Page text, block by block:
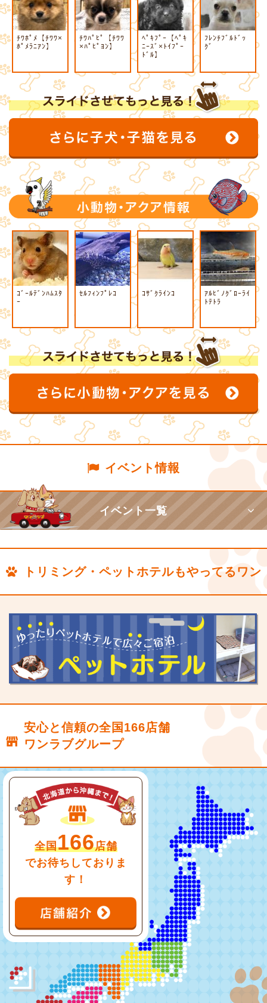
ﾁﾜﾎﾟﾒ【ﾁﾜﾜ×
ﾎﾟﾒﾗﾆｱﾝ】
ﾁﾜﾊﾟﾋﾟ【ﾁﾜﾜ
×ﾊﾟﾋﾟﾖﾝ】
ﾍﾟｷﾌﾟｰ【ﾍﾟｷ
ﾆｰｽﾞ×ﾄｲﾌﾟｰ
ﾄﾞﾙ】
ﾌﾚﾝﾁﾌﾞﾙﾄﾞｯ
ｸﾞ
ｺﾞｰﾙﾃﾞﾝﾊﾑｽﾀ
ｰ
ｾﾙﾌｨﾝﾌﾟﾚｺ ｺｻﾞｸﾗｲﾝｺ
ｱﾙﾋﾞﾉｸﾞﾛｰﾗｲ
ﾄﾃﾄﾗ
イベント情報
イベント一覧
トリミング・ペットホテルもやってるワン
安心と信頼の全国166店舗
ワンラブグループ
全国166店舗
でお待ちしておりま
す！